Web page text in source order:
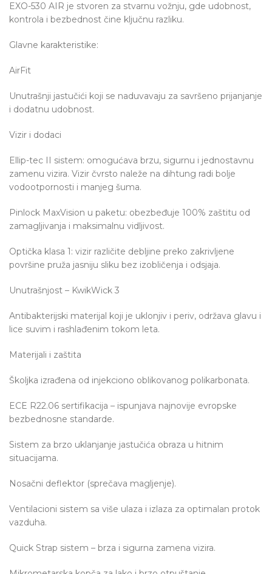
EXO-530 AIR je stvoren za stvarnu vožnju, gde udobnost,
kontrola i bezbednost čine ključnu razliku.
Glavne karakteristike:
AirFit
Unutrašnji jastučići koji se naduvavaju za savršeno prijanjanje
i dodatnu udobnost.
Vizir i dodaci
Ellip-tec II sistem: omogućava brzu, sigurnu i jednostavnu
zamenu vizira. Vizir čvrsto naleže na dihtung radi bolje
vodootpornosti i manjeg šuma.
Pinlock MaxVision u paketu: obezbeđuje 100% zaštitu od
zamagljivanja i maksimalnu vidljivost.
Optička klasa 1: vizir različite debljine preko zakrivljene
površine pruža jasniju sliku bez izobličenja i odsjaja.
Unutrašnjost – KwikWick 3
Antibakterijski materijal koji je uklonjiv i periv, održava glavu i
lice suvim i rashlađenim tokom leta.
Materijali i zaštita
Školjka izrađena od injekciono oblikovanog polikarbonata.
ECE R22.06 sertifikacija – ispunjava najnovije evropske
bezbednosne standarde.
Sistem za brzo uklanjanje jastučića obraza u hitnim
situacijama.
Nosačni deflektor (sprečava magljenje).
Ventilacioni sistem sa više ulaza i izlaza za optimalan protok
vazduha.
Quick Strap sistem – brza i sigurna zamena vizira.